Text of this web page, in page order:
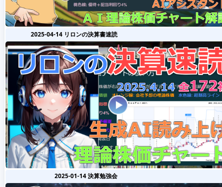
2025-04-14 リロンの決算書速読
2025-01-14 決算勉強会